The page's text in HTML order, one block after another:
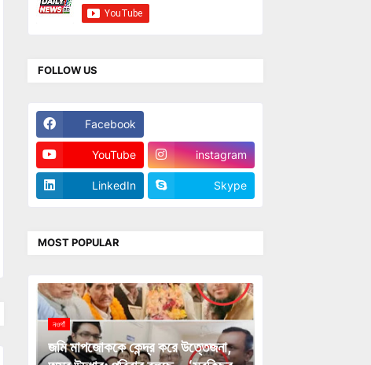
FOLLOW US
Facebook
YouTube instagram
LinkedIn Skype
MOST POPULAR
নওগাঁ
জমি মাপজোককে কেন্দ্র করে উত্তেজনা,